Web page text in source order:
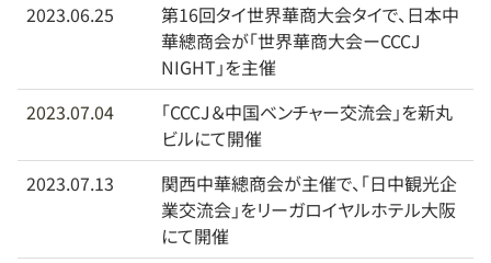
2023.06.25
第16回タイ世界華商大会タイで、日本中
華總商会が「世界華商大会ーCCCJ
NIGHT」を主催
2023.07.04
「CCCJ＆中国ベンチャー交流会」を新丸
ビルにて開催
2023.07.13
関西中華總商会が主催で、「日中観光企
業交流会」をリーガロイヤルホテル大阪
にて開催